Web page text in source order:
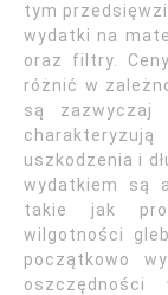
tym
wydatki na
oraz filtry.
różnić w
są
uszkodzenia i
wydatkiem są
takie jak
wilgotności
początkowo
oszczędności